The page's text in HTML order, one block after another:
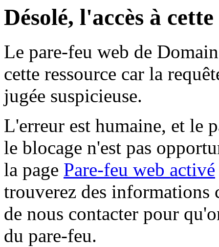
Désolé, l'accès à
Le pare-feu web de
cette ressource car la
jugée suspicieuse.
L'erreur est humaine, et le
le blocage n'est pas
la page Pare-feu web activé
trouverez des informations
de nous contacter pour
du pare-feu.